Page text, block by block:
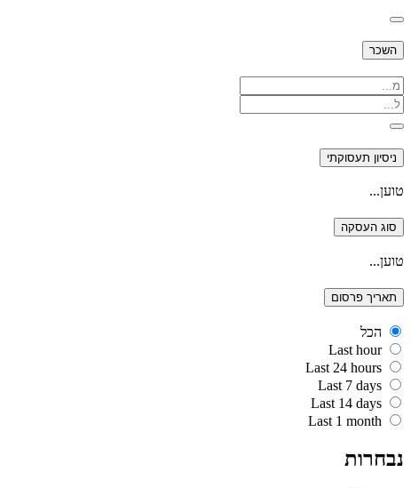
השכר
ניסיון תעסוקתי
טוען...
סוג העסקה
טוען...
תאריך פרסום
הכל
Last hour
Last 24 hours
Last 7 days
Last 14 days
Last 1 month
נבחרות